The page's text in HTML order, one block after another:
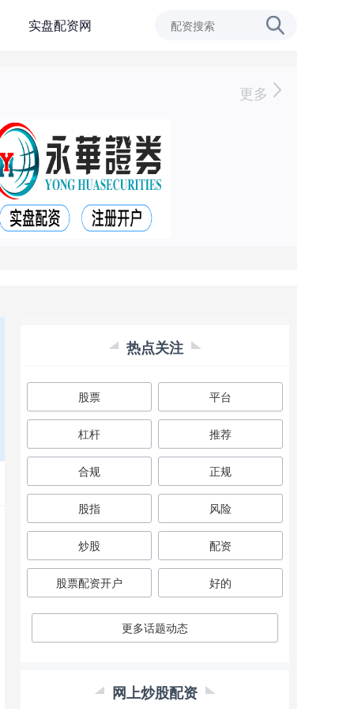
实盘配资网
更多
热点关注
股票 平台
杠杆 推荐
合规 正规
股指 风险
炒股 配资
股票配资开户 好的
更多话题动态
网上炒股配资